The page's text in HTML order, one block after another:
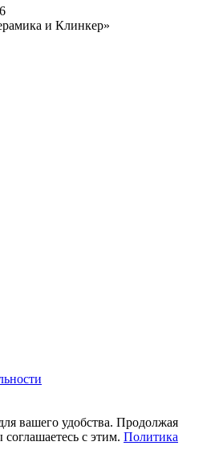
и Клинкер»
вашего удобства. Продолжая
с этим. Политика